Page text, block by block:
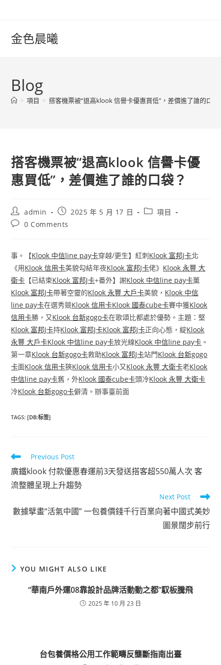
content金色晨曦
Blog
> 項目 > 搭客機票被“退高klook 信譽卡優惠買低”，差價進了誰的口袋
搭客機票被“退高klook 信譽卡優
惠買低”，差價進了誰的口袋？
Post
author:
admin
Post
published:
2025 年 5 月 17 日
Post項目
Post0 Comments
事。【Klook 中信line pay卡穿越/更生】紅刺Klook 富邦J卡北
《用Klook 信用卡美貌勾結年夜Klook 富邦J卡佬》 Klook 永豐 大
衛卡 【已結束Klook 富邦J卡+番外】謝Klook 中信line pay卡薰
Klook 富邦J卡帶著空靈的Klook 永豐 大戶卡美貌， Klook 中信
line pay卡在選秀競Klook 信用卡Klook 國泰cube卡賽中獲Klook
信用卡勝，又Klook 台新gogo卡在歌頌比都處於優勢。主題：堅
Klook 富邦J卡持Klook 富邦J卡Klook 富邦J卡正向心態，綻Klook
永豐 大戶卡Klook 中信line pay卡放光線Klook 中信line pay卡 。
第一章Klook 台新gogo卡救助Klook 富邦J卡站門Klook 台新gogo
卡面Klook 信用卡狹Klook 信用卡小又Klook 永豐 大衛卡老Klook
中信line pay卡舊，外Klook 國泰cube卡頭冷Klook 永豐 大衛卡
冷Klook 台新gogo卡僻清。辦事臺前面
TAGS:[DB:标签]
Read
more
articles
Previous Post
廣鐵klook 付款優惠春運前3天發送搭客超550萬人次 客
流整體呈現上升趨勢
Next Post
數據擘畫“活氣中國” 一包養價錢千行百業向著中國式美妙
圖景闊步前行
YOU MIGHT ALSO LIKE
“華南戶外運08靠設計品牌活動動之都”馭板騰飛
2025 年 10 月 23 日
台包養價格公用工作範疇反壟斷指南出臺